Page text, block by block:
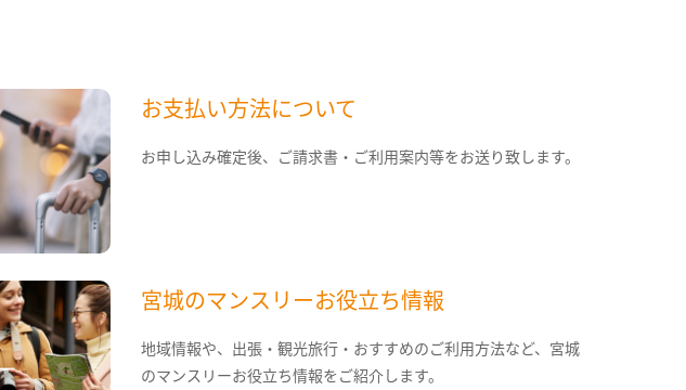
お支払い方法について
お申し込み確定後、ご請求書・ご利用案内等をお送り致します。
宮城のマンスリーお役立ち情報
地域情報や、出張・観光旅行・おすすめのご利用方法など、宮城
のマンスリーお役立ち情報をご紹介します。